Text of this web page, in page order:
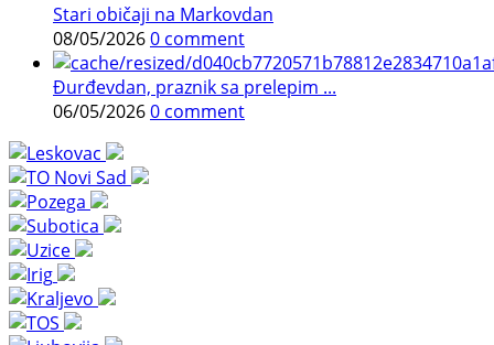
Stari običaji na Markovdan
08/05/20260 comment
Đurđevdan, praznik sa prelepim ...
06/05/20260 comment